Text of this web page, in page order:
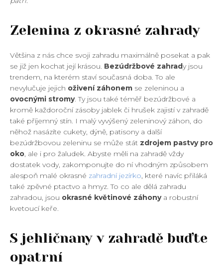
Zelenina z okrasné zahrady
Většina z nás chce svoji zahradu maximálně posekat a pak
se již jen kochat její krásou. Bezúdržbové zahrady jsou
trendem, na kterém staví současná doba. To ale
nevylučuje jejich oživení záhonem se zeleninou a
ovocnými stromy. Ty jsou také téměř bezúdržbové a
kromě každoroční zásoby jablek či hrušek zajistí v zahradě
také příjemný stín. I malý vyvýšený zeleninový záhon, do
něhož nasázíte cukety, dýně, patisony a další
bezúdržbovou zeleninu se může stát zdrojem pastvy pro
oko, ale i pro žaludek. Abyste měli na zahradě vždy
dostatek vody, zakomponujte do ní vhodným způsobem
alespoň malé okrasné zahradní jezírko, které navíc přiláká
také zpěvné ptactvo a hmyz. To co ale dělá zahradu
zahradou, jsou okrasné květinové záhonya robustní
kvetoucí keře.
S jehličnany v zahradě buďte
opatrní